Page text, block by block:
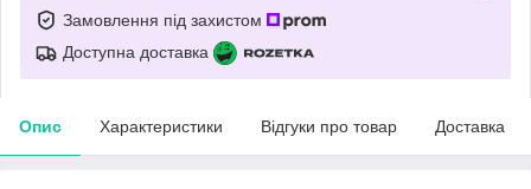
Замовлення під захистом
Доступна доставка
Опис Характеристики Відгуки про товар Доставка